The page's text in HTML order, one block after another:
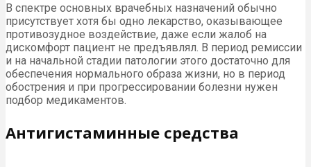
В спектре основных врачебных назначений обычно
присутствует хотя бы одно лекарство, оказывающее
противозудное воздействие, даже если жалоб на
дискомфорт пациент не предъявлял. В период ремиссии
и на начальной стадии патологии этого достаточно для
обеспечения нормального образа жизни, но в период
обострения и при прогрессировании болезни нужен
подбор медикаментов.
Антигистаминные средства